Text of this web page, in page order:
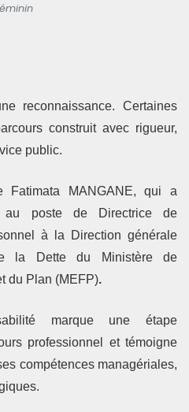
reconnaissance. Certaines
construit avec rigueur,
public.
Fatimata MANGANE, qui a
au poste de
Directrice de
à la
Direction générale
la Dette du Ministère de
du Plan (MEFP).
marque une étape
professionnel et témoigne
compétences managériales,